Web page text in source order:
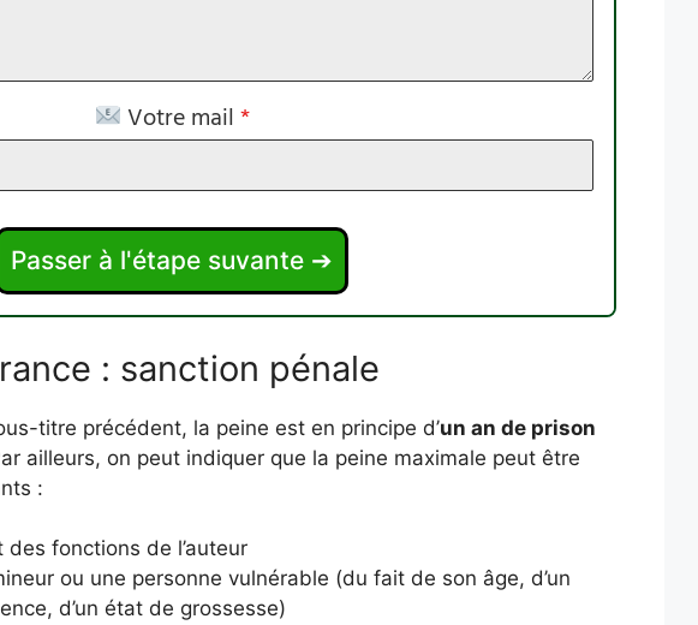
Votre mail*
Passer à l'étape suvante ➔
: sanction pénale
titre précédent, la peine est en principe d’un an de prison
ailleurs, on peut indiquer que la peine maximale peut être
:
fonctions de l’auteur
ou une personne vulnérable (du fait de son âge, d’un
d’un état de grossesse)